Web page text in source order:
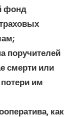
фонд
поручителей
смерти или
им
как